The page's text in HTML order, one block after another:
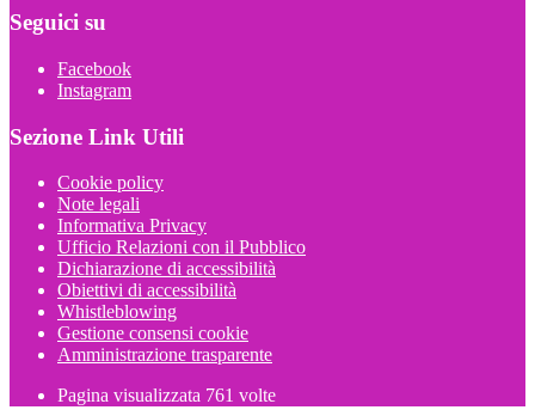
Seguici su
Facebook
Instagram
Sezione Link Utili
Cookie policy
Note legali
Informativa Privacy
Ufficio Relazioni con il Pubblico
Dichiarazione di accessibilità
Obiettivi di accessibilità
Whistleblowing
Gestione consensi cookie
Amministrazione trasparente
Pagina visualizzata 761 volte